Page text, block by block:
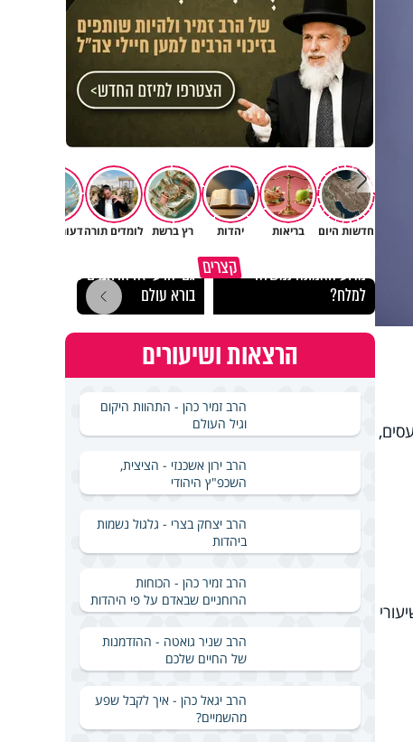
חדשות היום בריאות יהדות רץ ברשת לומדים תורהדעות וטורים
קצרים
מדוע האמונה נמשלה
למלח?
גם ׳הרע׳ זה הרחמים של
בורא עולם
הרצאות ושיעורים
הרב זמיר כהן - התהוות היקום
וגיל העולם
הרב ירון אשכנזי - הציצית,
השכפ"ץ היהודי
הרב יצחק בצרי - גלגול נשמות
ביהדות
הרב זמיר כהן - הכוחות
הרוחניים שבאדם על פי היהדות
הרב שניר גואטה - ההזדמנות
של החיים שלכם
הרב יגאל כהן - איך לקבל שפע
מהשמיים?